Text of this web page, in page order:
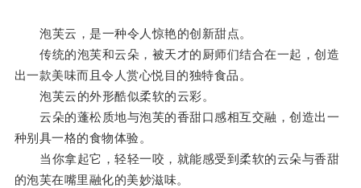
泡芙云，是一种令人惊艳的创新甜点。
传统的泡芙和云朵，被天才的厨师们结合在一起，创造
出一款美味而且令人赏心悦目的独特食品。
泡芙云的外形酷似柔软的云彩。
云朵的蓬松质地与泡芙的香甜口感相互交融，创造出一
种别具一格的食物体验。
当你拿起它，轻轻一咬，就能感受到柔软的云朵与香甜
的泡芙在嘴里融化的美妙滋味。